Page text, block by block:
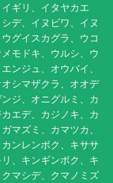
ギリ、イタヤカエ
デ、イヌビワ、イヌ
グイスカグラ、ウコ
モドキ、ウルシ、ウ
ンジュ、オウバイ、
シマザクラ、オオデ
ジ、オニグルミ、カ
エデ、カジノキ、カ
マズミ、カマツカ、
ンレンボク、キササ
、キンギンボク、キ
マシデ、クマノミズ